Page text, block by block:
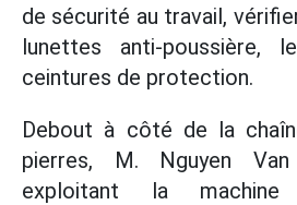
de sécurité au travail,
lunettes anti-
ceintures de protection.
Debout à côté de la
pierres, M. Nguyen
exploitant la